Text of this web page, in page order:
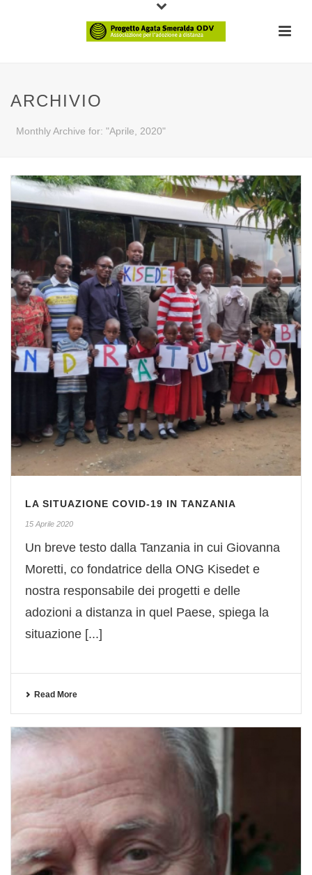
ARCHIVIO
Monthly Archive for: "Aprile, 2020"
LA SITUAZIONE COVID-19 IN TANZANIA
15 Aprile 2020
Un breve testo dalla Tanzania in cui Giovanna
Moretti, co fondatrice della ONG Kisedet e
nostra responsabile dei progetti e delle
adozioni a distanza in quel Paese, spiega la
situazione [...]
Read More